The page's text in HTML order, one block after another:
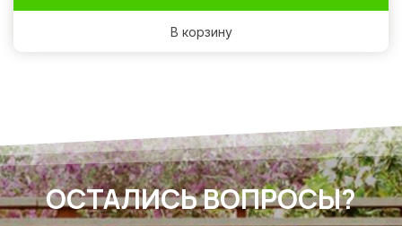
В корзину
ОСТАЛИСЬ ВОПРОСЫ?